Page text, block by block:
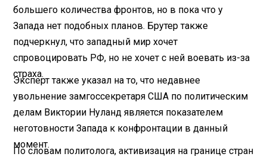
большего количества фронтов, но в пока что у
Запада нет подобных планов. Брутер также
подчеркнул, что западный мир хочет
спровоцировать РФ, но не хочет с ней воевать из-за
страха.
Эксперт также указал на то, что недавнее
увольнение замгоссекретаря США по политическим
делам Виктории Нуланд является показателем
неготовности Запада к конфронтации в данный
момент.
По словам политолога, активизация на границе стран